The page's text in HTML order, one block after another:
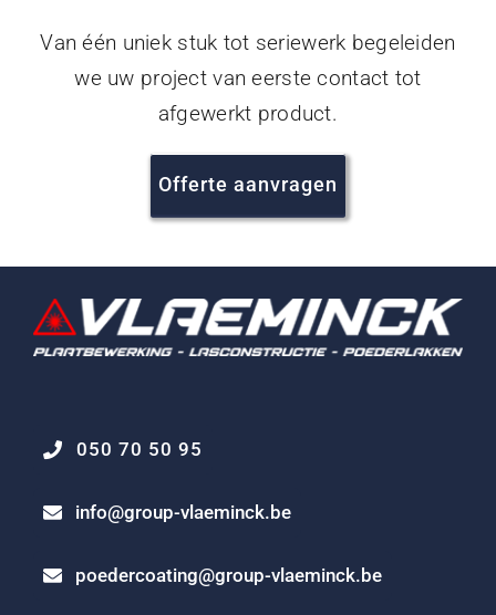
Van één uniek stuk tot seriewerk begeleiden
we uw project van eerste contact tot
afgewerkt product.
Offerte aanvragen
050 70 50 95
info@group-vlaeminck.be
poedercoating@group-vlaeminck.be